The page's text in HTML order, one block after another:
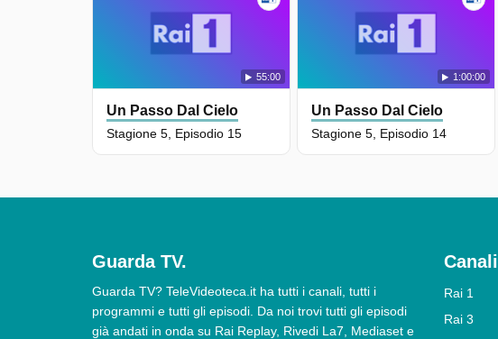
55:00
Un Passo Dal Cielo
Stagione 5, Episodio 15
1:00:00
Un Passo Dal Cielo
Stagione 5, Episodio 14
Guarda TV.
Guarda TV? TeleVideoteca.it ha tutti i canali, tutti i
programmi e tutti gli episodi. Da noi trovi tutti gli episodi
già andati in onda su Rai Replay, Rivedi La7, Mediaset e
Canali
Rai 1
Rai 3